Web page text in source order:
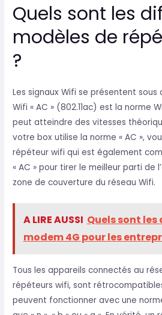
Quels sont les
modèles de
?
Les signaux Wifi se présentent
Wifi « AC » (802.11ac) est la norme
peut atteindre des vitesses
votre box utilise la norme « AC »,
répéteur wifi qui est également
« AC » pour tirer le meilleur parti de
zone de couverture du réseau Wifi.
A LIRE AUSSI Quels sont
modem 4G pour les
Tous les appareils connectés au
répéteurs wifi, sont
peuvent fonctionner avec une